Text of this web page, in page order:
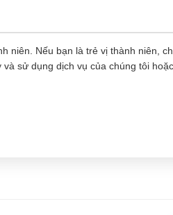
niên. Nếu bạn là trẻ vị thành niên,
sử dụng dịch vụ của chúng tôi